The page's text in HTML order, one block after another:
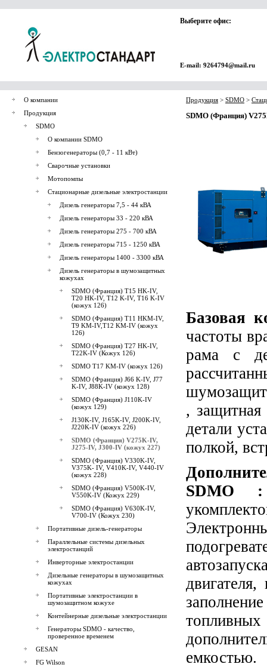
Выберите офис:
E-mail: 9264794@mail.ru
О компании
Продукция
SDMO
О компании SDMO
Бензогенераторы (0,7 - 11 кВт)
Сварочные установки
Мотопомпы
Стационарные дизельные электростанции
Дизель генераторы 7,5 - 44 кВА
Дизель генераторы 33 - 220 кВА
Дизель генераторы 275 - 700 кВА
Дизель генераторы 715 - 1250 кВА
Дизель генераторы 1400 - 3300 кВА
Дизель генераторы в шумозащитных
кожухах
SDMO (Франция) T15 HK-IV,
T20 HK-IV, T12 K-IV, T16 K-IV
(кожух 126)
SDMO (Франция) T11 HKМ-IV,
T9 KМ-IV,T12 KМ-IV (кожух
126)
SDMO (Франция) T27 HK-IV,
T22K-IV (Кожух 126)
SDMO T17 KМ-IV (кожух 126)
SDMO (Франция) J66 K-IV, J77
K-IV, J88K-IV (кожух 128)
SDMO (Франция) J110K-IV
(кожух 129)
J130K-IV, J165K-IV, J200K-IV,
J220K-IV (кожух 226)
SDMO (Франция) V275K-IV,
J275-IV, J300-IV (кожух 227)
SDMO (Франция) V330K-IV,
V375K- IV, V410K-IV, V440-IV
(кожух 228)
SDMO (Франция) V500K-IV,
V550K-IV (Кожух 229)
SDMO (Франция) V630K-IV,
V700-IV (Кожух 230)
Портативные дизель-генераторы
Параллельные системы дизельных
электростанций
Инверторные электростанции
Дизельные генераторы в шумозащитных
кожухах
Портативные электростанции в
шумозащитном кожухе
Контейнерные дизельные электростанции
Генераторы SDMO - качество,
проверенное временем
GESAN
FG Wilson
Продукция > SDMO >
SDMO (Франция)
Базовая
частоты
рама с
,
детали
полкой,
SDMO :
емкостью.